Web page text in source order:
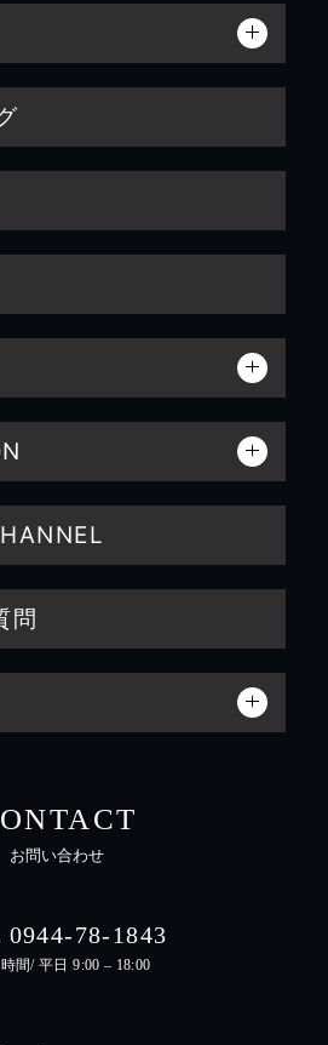
問
お問い合わせ
0944-78-1843
間/ 平日 9:00 – 18:00